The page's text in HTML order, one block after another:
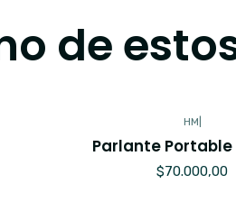
de
HM
Parlante Portable
$70.000,00